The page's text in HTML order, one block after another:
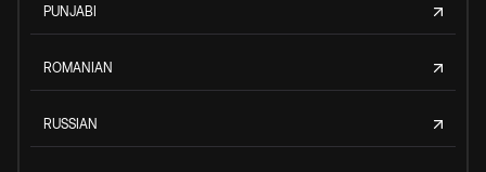
PUNJABI
ROMANIAN
RUSSIAN